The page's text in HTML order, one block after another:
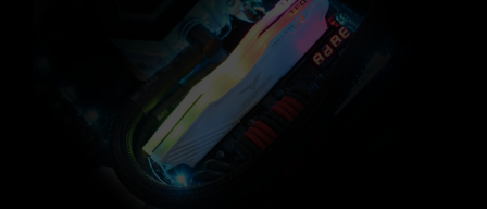
十銓科技的記憶體模組皆在正常電壓情況下進行驗
證，若有處理器或主機板故障狀況，請聯繫處理器
或主機板相關售後服務。